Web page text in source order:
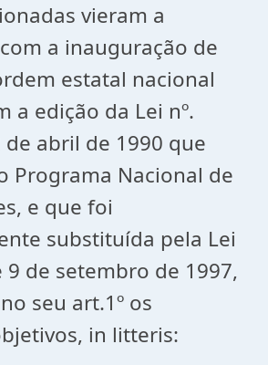
vieram a
a inauguração de
estatal nacional
a edição da Lei nº.
de abril de 1990 que
Programa Nacional de
e que foi
substituída pela Lei
9 de setembro de 1997,
seu art.1º os
in litteris: